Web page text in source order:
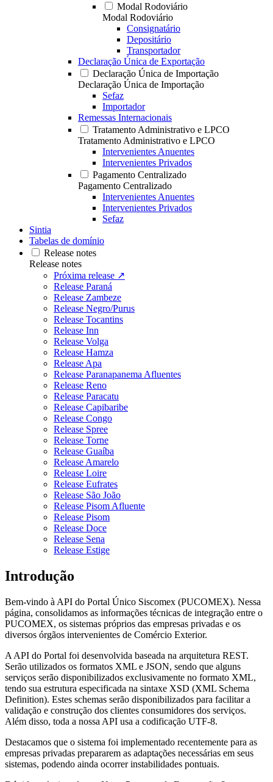
Modal Rodoviário
Modal Rodoviário
Consignatário
Depositário
Transportador
Declaração Única de Exportação
Declaração Única de Importação
Declaração Única de Importação
Sefaz
Importador
Remessas Internacionais
Tratamento Administrativo e LPCO
Tratamento Administrativo e LPCO
Intervenientes Anuentes
Intervenientes Privados
Pagamento Centralizado
Pagamento Centralizado
Intervenientes Anuentes
Intervenientes Privados
Sefaz
Sintia
Tabelas de domínio
Release notes
Release notes
Próxima release ↗
Release Paraná
Release Zambeze
Release Negro/Purus
Release Tocantins
Release Inn
Release Volga
Release Hamza
Release Apa
Release Paranapanema Afluentes
Release Reno
Release Paracatu
Release Capibaribe
Release Congo
Release Spree
Release Torne
Release Guaíba
Release Amarelo
Release Loire
Release Eufrates
Release São João
Release Pisom Afluente
Release Pisom
Release Doce
Release Sena
Release Estige
Introdução
Bem-vindo à API do Portal Único Siscomex (PUCOMEX). Nessa
página, consolidamos as informações técnicas de integração entre o
PUCOMEX, os sistemas próprios das empresas privadas e os
diversos órgãos intervenientes de Comércio Exterior.
A API do Portal foi desenvolvida baseada na arquitetura REST.
Serão utilizados os formatos XML e JSON, sendo que alguns
serviços serão disponibilizados exclusivamente no formato XML,
tendo sua estrutura especificada na sintaxe XSD (XML Schema
Definition). Estes schemas serão disponibilizados para facilitar a
validação e construção dos clientes consumidores dos serviços.
Além disso, toda a nossa API usa a codificação UTF-8.
Destacamos que o sistema foi implementado recentemente para as
empresas privadas prepararem as adaptações necessárias em seus
sistemas, podendo ainda ocorrer instabilidades pontuais.